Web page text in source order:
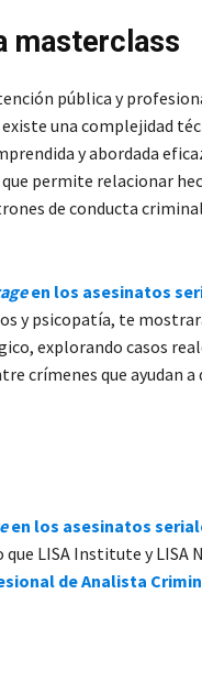
masterclass
pública y
una complejidad
y abordada
permite relacionar
de conducta
en los asesinatos
y psicopatía, te
explorando casos
crímenes que ayudan a
en los asesinatos
LISA Institute y LISA
de Analista